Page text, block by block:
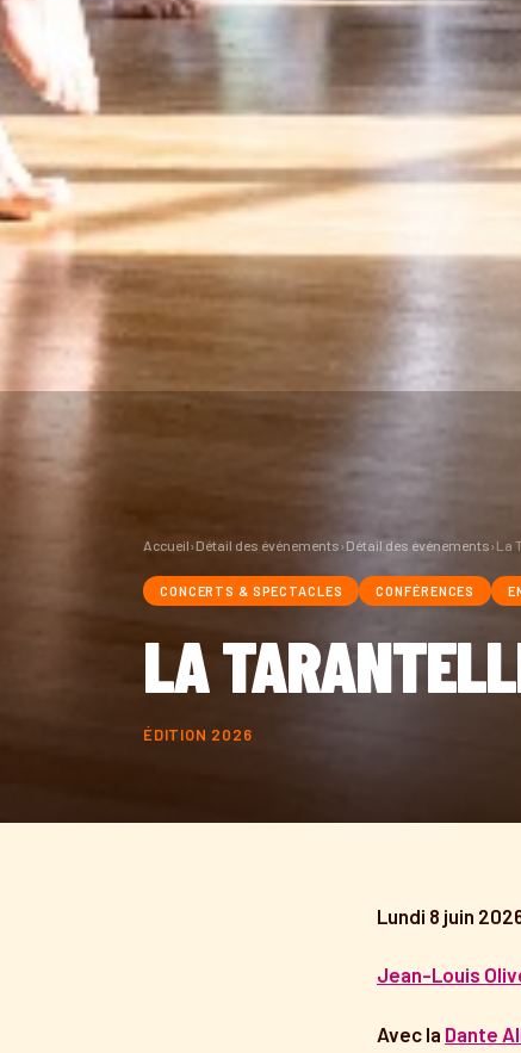
Accueil›Détail des événements› Détail des événements› La
CONCERTS & SPECTACLES CONFÉRENCES
LA
ÉDITION 2026
Lundi 8 juin
Jean-Louis
Avec la Dante